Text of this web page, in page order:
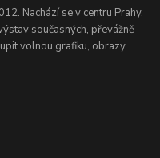
Nachází se v centru Prahy,
současných, převážně
volnou grafiku, obrazy,